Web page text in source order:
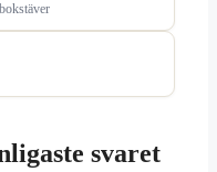
svaret